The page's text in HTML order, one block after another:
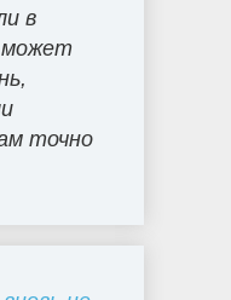
в
может
точно